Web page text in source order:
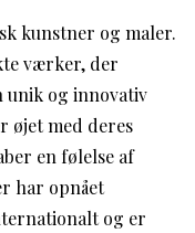
kunstner og maler.
værker, der
unik og innovativ
øjet med deres
en følelse af
har opnået
og er